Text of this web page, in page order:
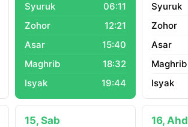
06:11
12:21
15:40
18:32
19:44
15, Sab 16, Ahd